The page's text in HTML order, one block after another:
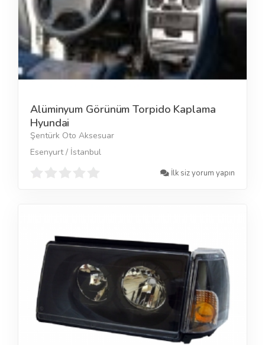
Alüminyum Görünüm Torpido Kaplama
Hyundai
Şentürk Oto Aksesuar
Esenyurt / İstanbul
İlk siz yorum yapın